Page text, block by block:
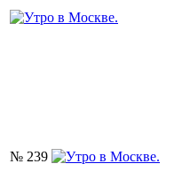
№ 239